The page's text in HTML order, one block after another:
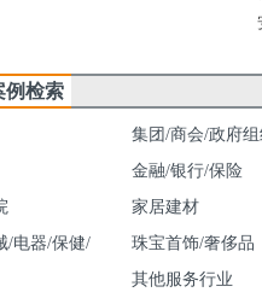
例检索
集团/商会/政府组
金融/银行/保险
家居建材
/电器/保健/
珠宝首饰/奢侈品
其他服务行业